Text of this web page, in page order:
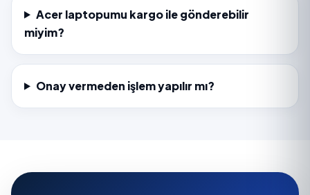
Acer laptopumu kargo ile gönderebilir
miyim?
Onay vermeden işlem yapılır mı?